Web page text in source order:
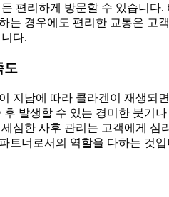
편리하게 방문할 수 있습니
는 경우에도 편리한 교통은 고
다.
도
지남에 따라 콜라겐이 재생되
발생할 수 있는 경미한 붓기
심한 사후 관리는 고객에게
트너로서의 역할을 다하는 것입